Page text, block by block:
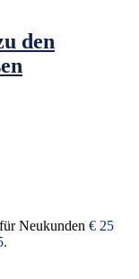
den
Neukunden € 25